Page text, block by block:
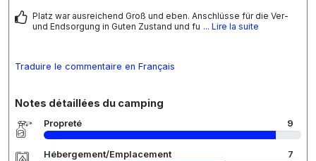
Platz war ausreichend Groß und eben. Anschlüsse für die Ver-
und Endsorgung in Guten Zustand und fu ... Lire la suite
Traduire le commentaire en Français
Notes détaillées du camping
Propreté 9
Hébergement/Emplacement 7